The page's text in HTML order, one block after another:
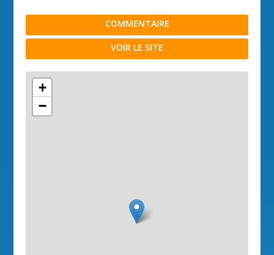
COMMENTAIRE
VOIR LE SITE
+
−